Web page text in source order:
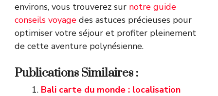
environs, vous trouverez sur notre guide
conseils voyage des astuces précieuses pour
optimiser votre séjour et profiter pleinement
de cette aventure polynésienne.
Publications Similaires :
Bali carte du monde : localisation